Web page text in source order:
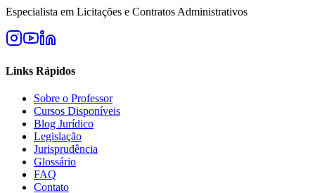
Especialista em Licitações e Contratos Administrativos
Links Rápidos
Sobre o Professor
Cursos Disponíveis
Blog Jurídico
Legislação
Jurisprudência
Glossário
FAQ
Contato